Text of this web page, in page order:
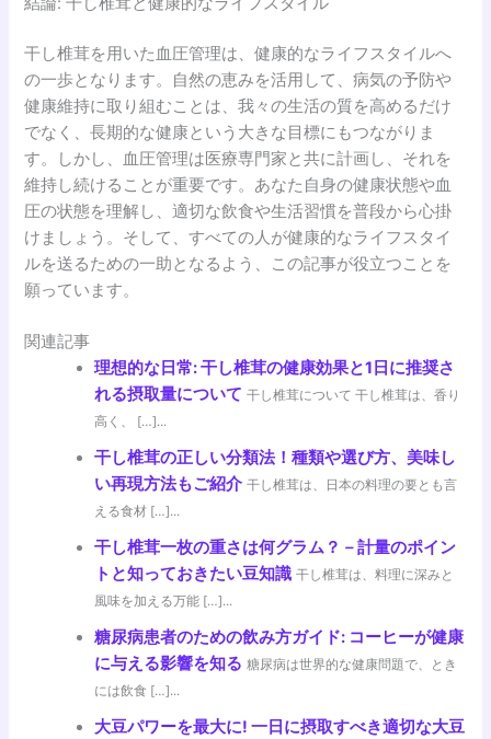
干し椎茸を用いた血圧管理は、健康的なライフスタイルへ
の一歩となります。自然の恵みを活用して、病気の予防や
健康維持に取り組むことは、我々の生活の質を高めるだけ
でなく、長期的な健康という大きな目標にもつながりま
す。しかし、血圧管理は医療専門家と共に計画し、それを
維持し続けることが重要です。あなた自身の健康状態や血
圧の状態を理解し、適切な飲食や生活習慣を普段から心掛
けましょう。そして、すべての人が健康的なライフスタイ
ルを送るための一助となるよう、この記事が役立つことを
願っています。
関連記事
理想的な日常: 干し椎茸の健康効果と1日に推奨さ
れる摂取量について 干し椎茸について 干し椎茸は、香り
高く、 […]...
干し椎茸の正しい分類法！種類や選び方、美味し
い再現方法もご紹介 干し椎茸は、日本の料理の要とも言
える食材 […]...
干し椎茸一枚の重さは何グラム？－計量のポイン
トと知っておきたい豆知識 干し椎茸は、料理に深みと
風味を加える万能 […]...
糖尿病患者のための飲み方ガイド: コーヒーが健康
に与える影響を知る 糖尿病は世界的な健康問題で、とき
には飲食 […]...
大豆パワーを最大に! 一日に摂取すべき適切な大豆